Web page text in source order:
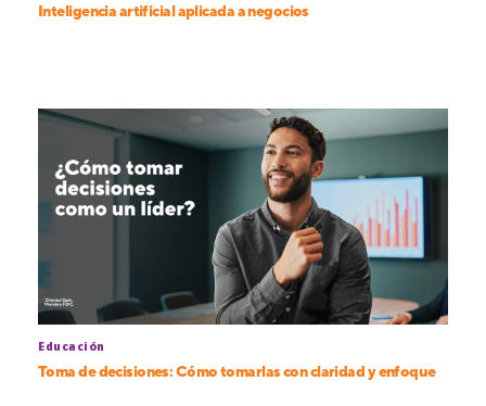
Inteligencia artificial aplicada a negocios
Educación
Toma de decisiones: Cómo tomarlas con claridad y enfoque